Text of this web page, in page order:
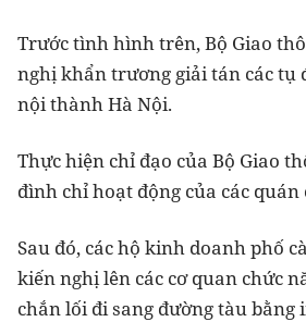
Trước tình hình trên, Bộ Giao
nghị khẩn trương giải tán các tụ
nội thành Hà Nội.
Thực hiện chỉ đạo của Bộ Giao
đình chỉ hoạt động của các
Sau đó, các hộ kinh doanh phố
kiến nghị lên các cơ quan chức
chắn lối đi sang đường tàu